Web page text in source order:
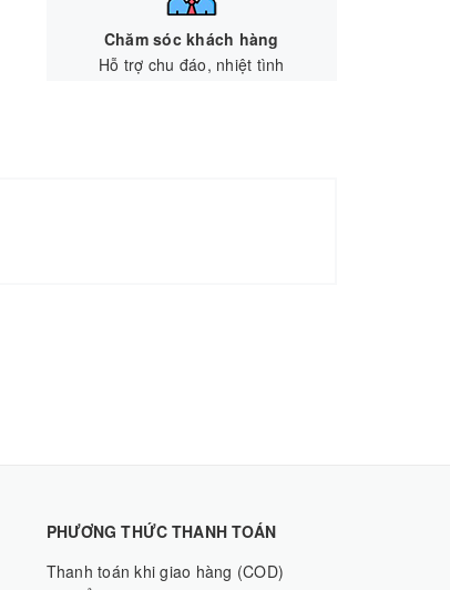
Chăm sóc khách hàng
Hỗ trợ chu đáo, nhiệt tình
PHƯƠNG THỨC THANH TOÁN
Thanh toán khi giao hàng (COD)